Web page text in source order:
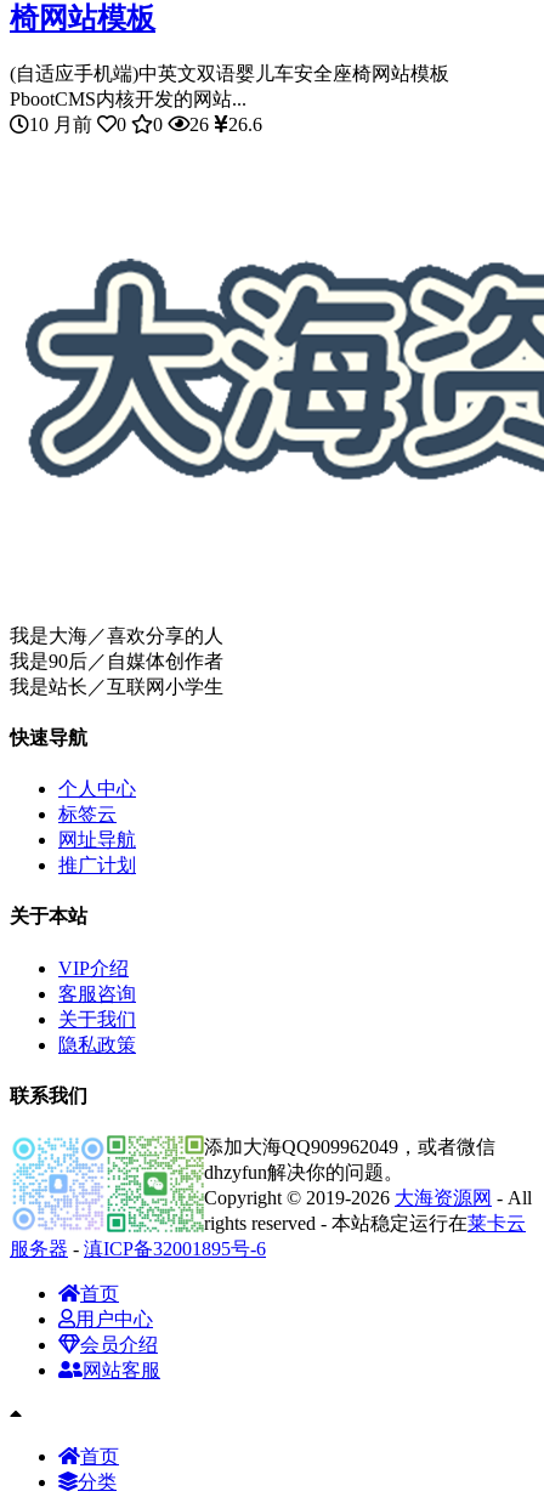
椅网站模板
(自适应手机端)中英文双语婴儿车安全座椅网站模板
PbootCMS内核开发的网站...
10 月前
0 0 26 26.6
我是大海／喜欢分享的人
我是90后／自媒体创作者
我是站长／互联网小学生
快速导航
个人中心
标签云
网址导航
推广计划
关于本站
VIP介绍
客服咨询
关于我们
隐私政策
联系我们
添加大海QQ909962049，或者微信
dhzyfun解决你的问题。
Copyright © 2019-2026 大海资源网 - All
rights reserved - 本站稳定运行在莱卡云
服务器 - 滇ICP备32001895号-6
首页
用户中心
会员介绍
网站客服
首页
分类